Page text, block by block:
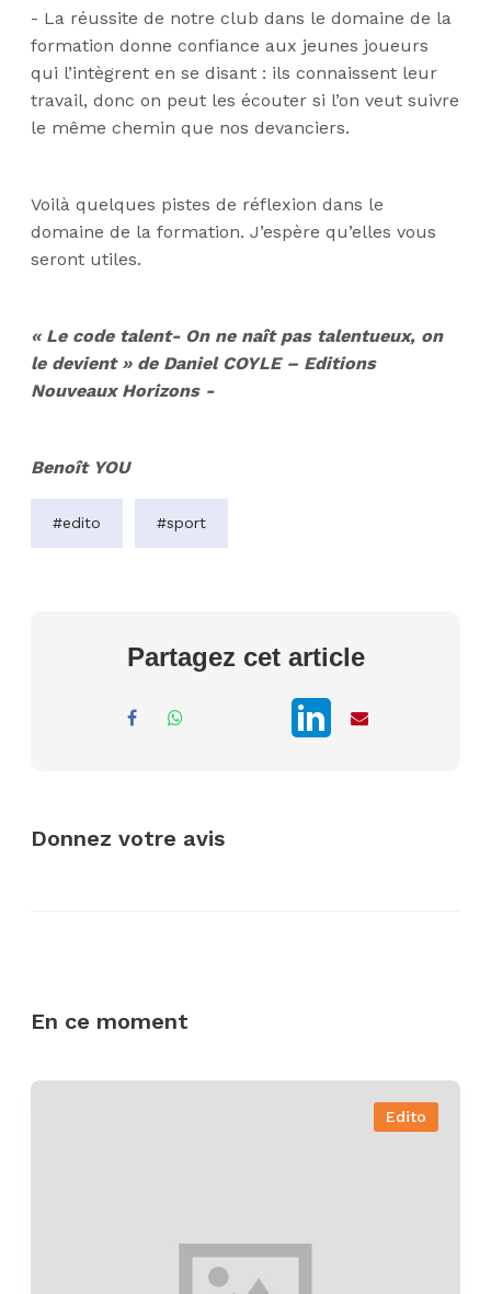
- La réussite de notre club dans le domaine de la
formation donne confiance aux jeunes joueurs
qui l’intègrent en se disant : ils connaissent leur
travail, donc on peut les écouter si l’on veut suivre
le même chemin que nos devanciers.
Voilà quelques pistes de réflexion dans le
domaine de la formation. J’espère qu’elles vous
seront utiles.
« Le code talent- On ne naît pas talentueux, on
le devient » de Daniel COYLE – Editions
Nouveaux Horizons -
Benoît YOU
#edito #sport
Partagez cet article
Donnez votre avis
En ce moment
Edito